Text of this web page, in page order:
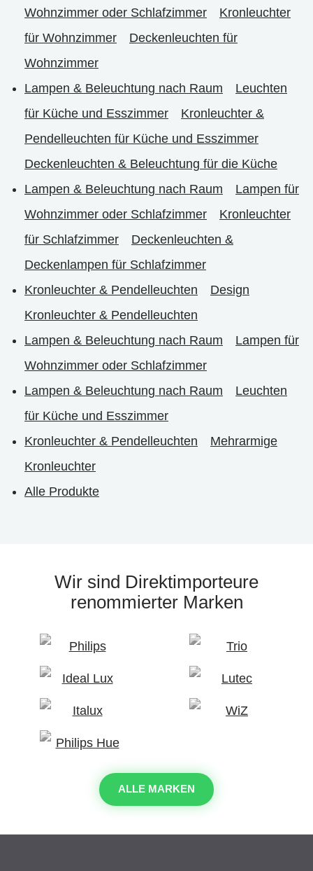
Wohnzimmer oder Schlafzimmer
Kronleuchter
für Wohnzimmer
Deckenleuchten für
Wohnzimmer
Lampen & Beleuchtung nach Raum
Leuchten
für Küche und Esszimmer
Kronleuchter &
Pendelleuchten für Küche und Esszimmer
Deckenleuchten & Beleuchtung für die Küche
Lampen & Beleuchtung nach Raum
Lampen für
Wohnzimmer oder Schlafzimmer
Kronleuchter
für Schlafzimmer
Deckenleuchten &
Deckenlampen für Schlafzimmer
Kronleuchter & Pendelleuchten
Design
Kronleuchter & Pendelleuchten
Lampen & Beleuchtung nach Raum
Lampen für
Wohnzimmer oder Schlafzimmer
Lampen & Beleuchtung nach Raum
Leuchten
für Küche und Esszimmer
Kronleuchter & Pendelleuchten
Mehrarmige
Kronleuchter
Alle Produkte
Wir sind Direktimporteure
renommierter Marken
ALLE MARKEN